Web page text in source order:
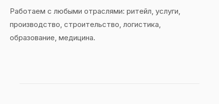
Работаем с любыми отраслями: ритейл, услуги,
производство, строительство, логистика,
образование, медицина.